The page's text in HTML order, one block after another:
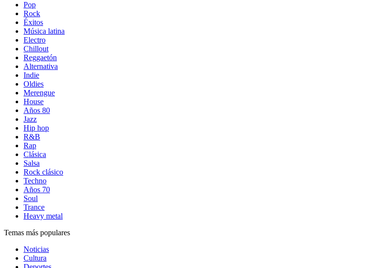
Pop
Rock
Éxitos
Música latina
Electro
Chillout
Reggaetón
Alternativa
Indie
Oldies
Merengue
House
Años 80
Jazz
Hip hop
R&B
Rap
Clásica
Salsa
Rock clásico
Techno
Años 70
Soul
Trance
Heavy metal
Temas más populares
Noticias
Cultura